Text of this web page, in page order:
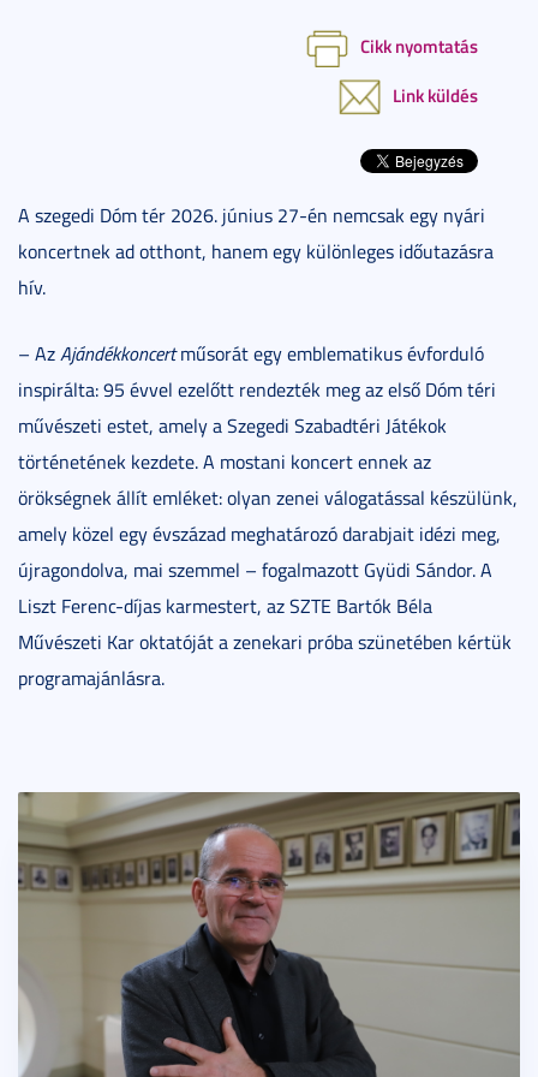
Cikk nyomtatás
Link küldés
A szegedi Dóm tér 2026. június 27-én nemcsak egy nyári
koncertnek ad otthont, hanem egy különleges időutazásra
hív.
– AzAjándékkoncertműsorát egy emblematikus évforduló
inspirálta: 95 évvel ezelőtt rendezték meg az első Dóm téri
művészeti estet, amely a Szegedi Szabadtéri Játékok
történetének kezdete. A mostani koncert ennek az
örökségnek állít emléket: olyan zenei válogatással készülünk,
amely közel egy évszázad meghatározó darabjait idézi meg,
újragondolva, mai szemmel – fogalmazott Gyüdi Sándor. A
Liszt Ferenc-díjas karmestert, az SZTE Bartók Béla
Művészeti Kar oktatóját a zenekari próba szünetében kértük
programajánlásra.